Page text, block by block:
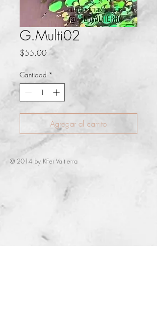
G.Multi02
$55.00Precio
Cantidad *
Agregar al carrito
© 2014 by KFer Valtierra